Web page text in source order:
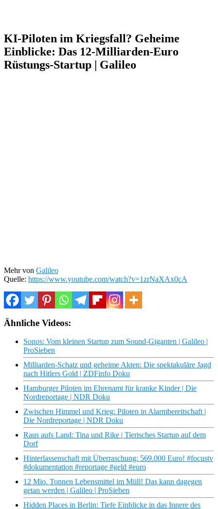
KI-Piloten im Kriegsfall? Geheime
Einblicke: Das 12-Milliarden-Euro
Rüstungs-Startup | Galileo
Mehr von Galileo
Quelle: https://www.youtube.com/watch?v=1zrNaXAx0cA
Ähnliche Videos:
Sonos: Vom kleinen Startup zum Sound-Giganten | Galileo |
ProSieben
Milliarden-Schatz und geheime Akten: Die spektakuläre Jagd
nach Hitlers Gold | ZDFinfo Doku
Hamburger Piloten im Ehrenamt für kranke Kinder | Die
Nordreportage | NDR Doku
Zwischen Himmel und Krieg: Piloten in Alarmbereitschaft |
Die Nordreportage | NDR Doku
Raus aufs Land: Tina und Rike | Tierisches Startup auf dem
Dorf
Hinterlassenschaft mit Überraschung: 569.000 Euro! #focustv
#dokumentation #reportage #geld #euro
12 Mio. Tonnen Lebensmittel im Müll! Das kann dagegen
getan werden | Galileo | ProSieben
Hidden Places in Berlin: Tiefe Einblicke in das Innere des